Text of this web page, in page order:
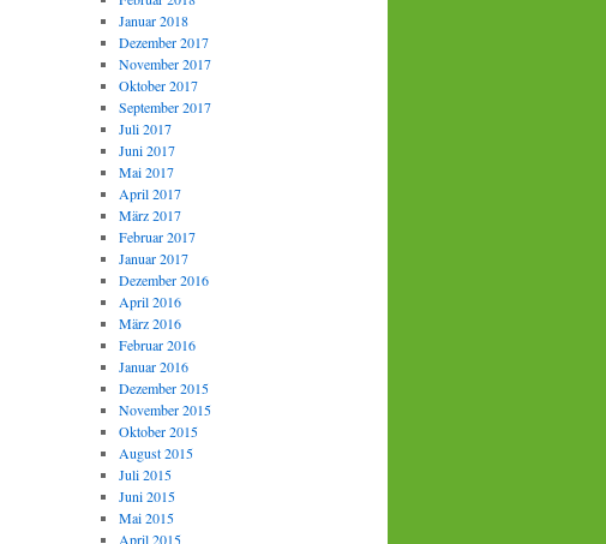
Januar 2018
Dezember 2017
November 2017
Oktober 2017
September 2017
Juli 2017
Juni 2017
Mai 2017
April 2017
März 2017
Februar 2017
Januar 2017
Dezember 2016
April 2016
März 2016
Februar 2016
Januar 2016
Dezember 2015
November 2015
Oktober 2015
August 2015
Juli 2015
Juni 2015
Mai 2015
April 2015